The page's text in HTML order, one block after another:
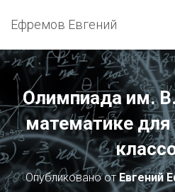
Ефремов Евгений
Олимпиада им.
математике
Опубликовано отЕвгений